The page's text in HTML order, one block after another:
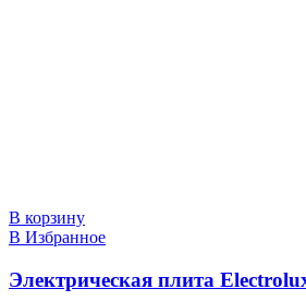
В корзину
В Избранное
Электрическая плита